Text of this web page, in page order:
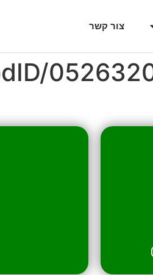
צור קשר